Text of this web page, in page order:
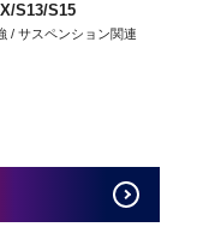
S13/S15
/ サスペンション関連